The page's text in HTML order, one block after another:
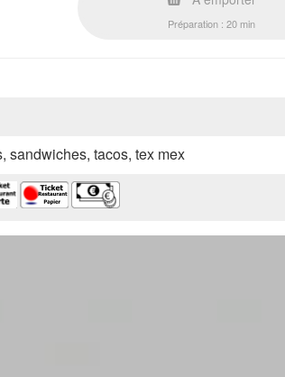
Préparation : 20 min
sandwiches, tacos, tex mex